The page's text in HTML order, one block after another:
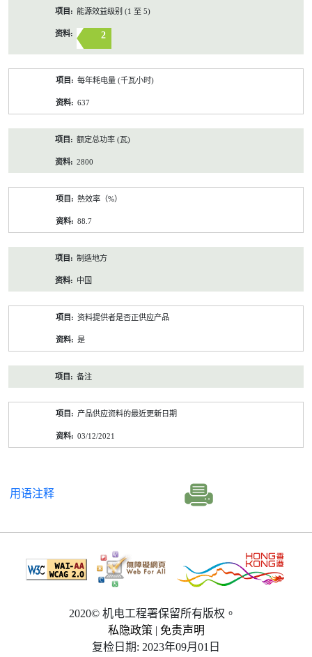
能源效益级别 (1 至 5)
2
每年耗电量 (千瓦小时)
637
额定总功率 (瓦)
2800
熱效率（%）
88.7
制造地方
中国
资料提供者是否正供应产品
是
备注
产品供应资料的最近更新日期
03/12/2021
用语注释
2020© 机电工程署保留所有版权。
私隐政策 | 免责声明
复检日期: 2023年09月01日